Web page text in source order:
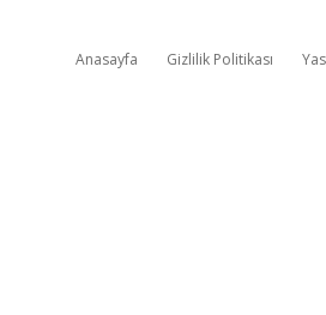
Anasayfa Gizlilik Politikası